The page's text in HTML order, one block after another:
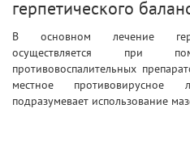
герпетического
В основном лечение
осуществляется при
противовоспалительных
местное противовирусное
подразумевает использование